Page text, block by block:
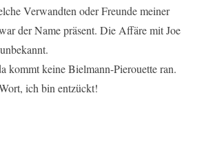
Verwandten oder Freunde meiner
der Name präsent. Die Affäre mit Joe
kommt keine Bielmann-Pierouette ran.
ich bin entzückt!